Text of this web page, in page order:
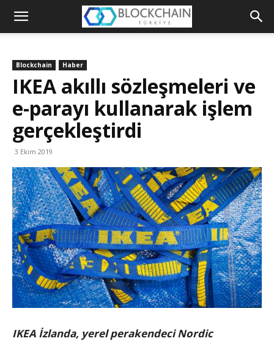
Blockchain
Blockchain Haber
IKEA akıllı sözleşmeleri ve
e-parayı kullanarak işlem
gerçekleştirdi
3 Ekim 2019
IKEA İzlanda, yerel perakendeci Nordic